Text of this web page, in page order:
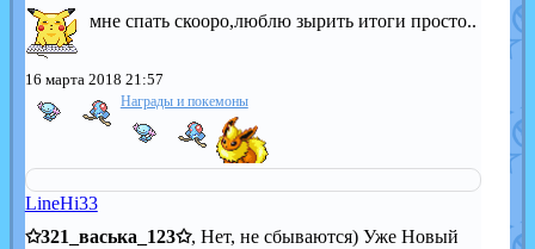
мне спать скооро,люблю зырить итоги просто..
16 марта 2018 21:57
Награды и покемоны
LineHi33
✩321_васька_123✩, Нет, не сбываются) Уже Новый